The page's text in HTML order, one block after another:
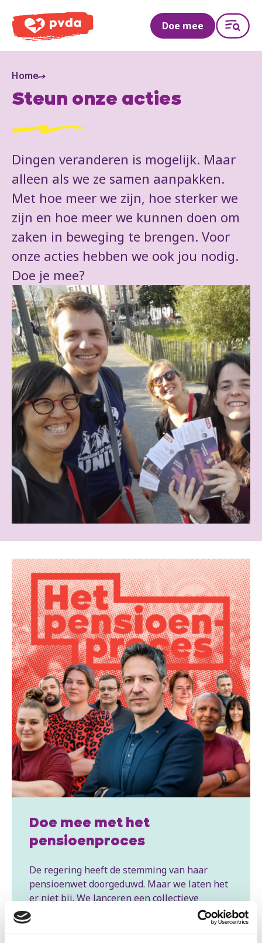
PVDA
Doe mee
Home
Steun onze acties
Dingen veranderen is mogelijk. Maar
alleen als we ze samen aanpakken.
Met hoe meer we zijn, hoe sterker we
zijn en hoe meer we kunnen doen om
zaken in beweging te brengen. Voor
onze acties hebben we ook jou nodig.
Doe je mee?
Doe mee met het
pensioenproces
De regering heeft de stemming van haar
pensioenwet doorgeduwd. Maar we laten het
er niet bij. We lanceren een collectieve
rechtszaak tegen de pensioenwet bij het
Grondwettelijk Hof. We hebben ook jou nodig.